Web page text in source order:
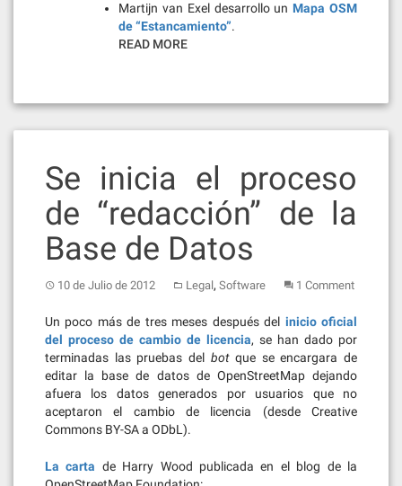
Martijn van Exel desarrollo un Mapa OSM
de “Estancamiento”.
READ MORE
Se inicia el proceso
de “redacción” de la
Base de Datos
10 de Julio de 2012 Legal, Software 1 Comment
Un poco más de tres meses después del inicio oficial
del proceso de cambio de licencia, se han dado por
terminadas las pruebas del botque se encargara de
editar la base de datos de OpenStreetMap dejando
afuera los datos generados por usuarios que no
aceptaron el cambio de licencia (desde Creative
Commons BY-SA a ODbL).
La carta de Harry Wood publicada en el blog de la